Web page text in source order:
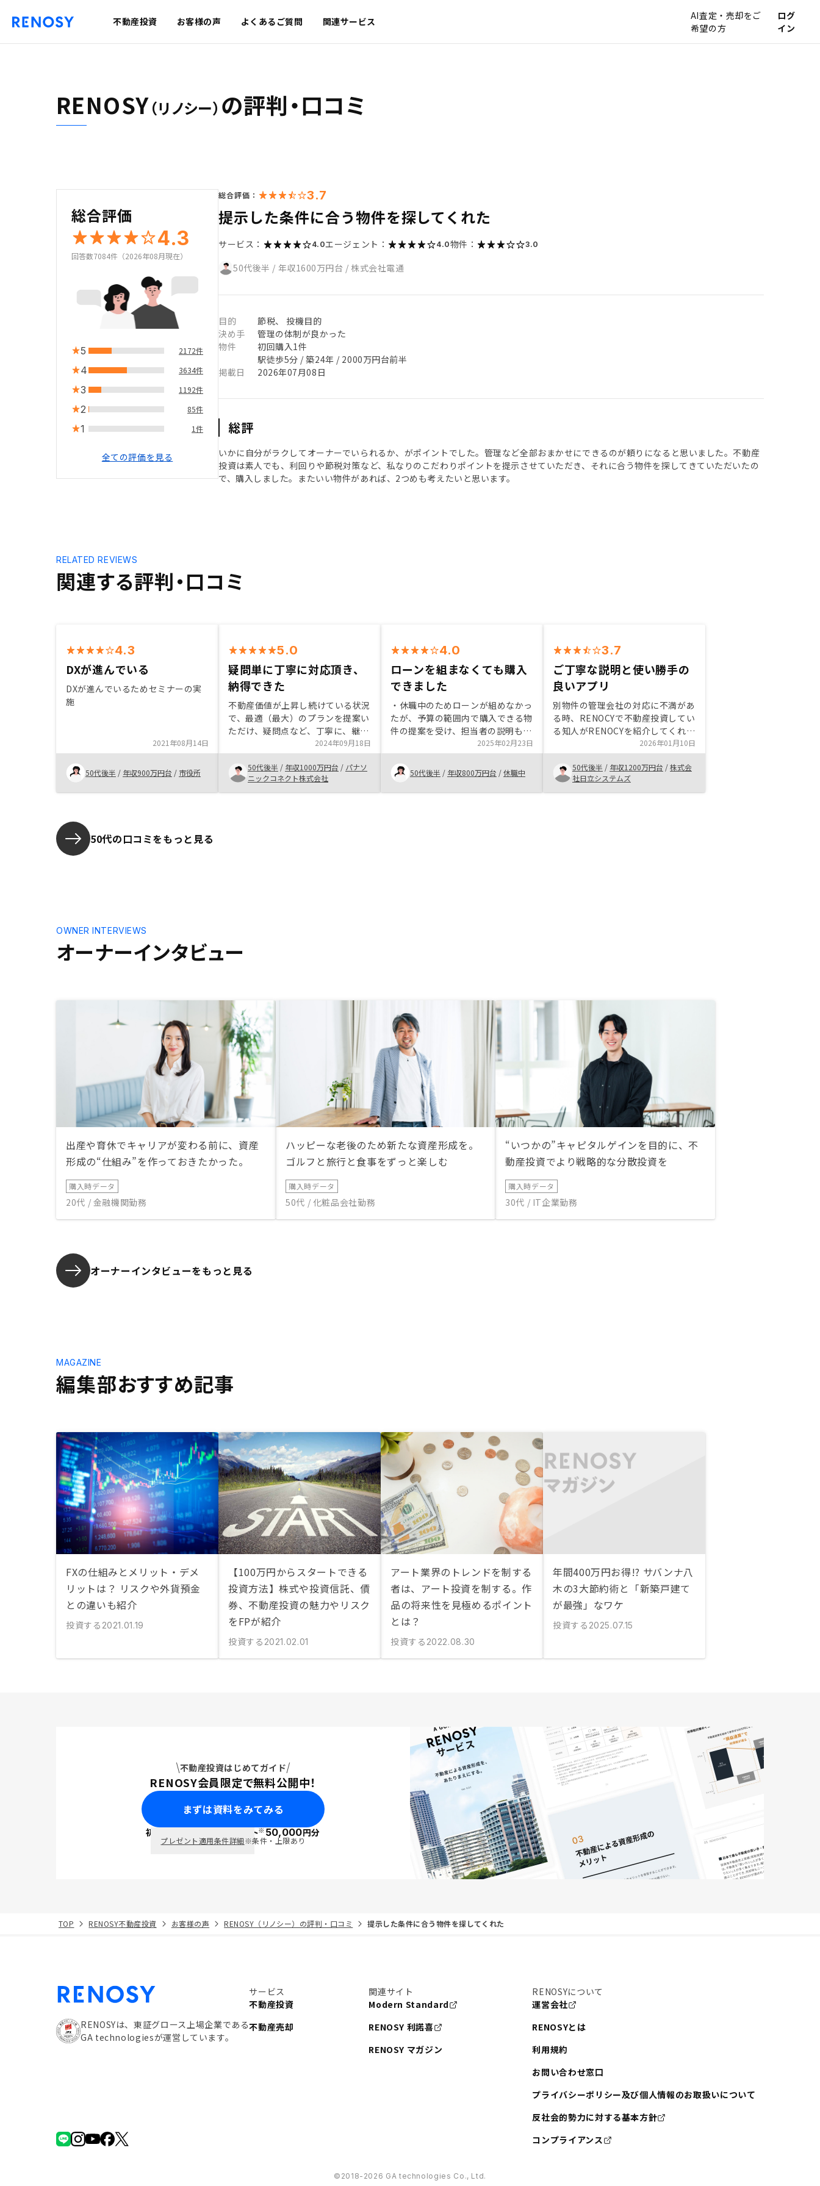
不動産投資 お客様の声 よくあるご質問 関連サービス
AI査定・売却をご
希望の方
ログ
イン
RENOSY（リノシー） の評判・口コミ
総合評価
4.3
回答数7084件（2026年08月現在）
5 2172件
4 3634件
3 1192件
2 85件
1 1件
全ての評価を見る
総合評価： 3.7
提示した条件に合う物件を探してくれた
サービス： 4.0エージェント： 4.0物件： 3.0
50代後半 / 年収1600万円台 / 株式会社電通
目的
節税、 投機目的
決め手
管理の体制が良かった
物件
初回購入1件
駅徒歩5分 / 築24年 / 2000万円台前半
掲載日
2026年07月08日
総評
いかに自分がラクしてオーナーでいられるか、がポイントでした。管理など全部おまかせにできるのが頼りになると思いました。不動産
投資は素人でも、利回りや節税対策など、私なりのこだわりポイントを提示させていただき、それに合う物件を探してきていただいたの
で、購入しました。またいい物件があれば、2つめも考えたいと思います。
関連する評判・口コミ
RELATED REVIEWS
4.3
DXが進んでいる
DXが進んでいるためセミナーの実
施
2021年08月14日
50代後半 / 年収900万円台 / 市役所
5.0
疑問単に丁寧に対応頂き、
納得できた
不動産価値が上昇し続けている状況
で、最適（最大）のプランを提案い
ただけ、疑問点など、丁寧に、継続
的に対応してもらえました。 ま
た、物件についても、最適なものを
提案いただけたと思います。 ま
た、はじめたばかりですが、機会が
あれば、追加で投資を検討してみた
2024年09月18日
50代後半 / 年収1000万円台 / パナソ
ニックコネクト株式会社
4.0
ローンを組まなくても購入
できました
・休職中のためローンが組めなかっ
たが、予算の範囲内で購入できる物
件の提案を受け、担当者の説明もよ
く整理されていて分かりやすく説得
力があり、好感が持つことができた
事。 ・対応が迅速で、LINEで担当
者と気軽にやり取りできるので、ス
トレスをあまり感じなかった。購入
2025年02月23日
50代後半 / 年収800万円台 /休職中
3.7
ご丁寧な説明と使い勝手の
良いアプリ
別物件の管理会社の対応に不満があ
る時、RENOCYで不動産投資してい
る知人がRENOCYを紹介してくれま
した。管理会社乗り換えの時からご
親切に対応いただき、安心感があり
ました。 RENOCYアプリも前の管
理会社にはなく、使い勝手が良かっ
たです。
2026年01月10日
50代後半 / 年収1200万円台 /株式会
社日立システムズ
50代の口コミをもっと見る
オーナーインタビュー
OWNER INTERVIEWS
出産や育休でキャリアが変わる前に、資産
形成の“仕組み”を作っておきたかった。
購入時データ
20代 / 金融機関勤務
ハッピーな老後のため新たな資産形成を。
ゴルフと旅行と食事をずっと楽しむ
購入時データ
50代 / 化粧品会社勤務
“いつかの”キャピタルゲインを目的に、不
動産投資でより戦略的な分散投資を
購入時データ
30代 / IT企業勤務
オーナーインタビューをもっと見る
編集部おすすめ記事
MAGAZINE
FXの仕組みとメリット・デメ
リットは？ リスクや外貨預金
との違いも紹介
投資する 2021.01.19
【100万円からスタートできる
投資方法】株式や投資信託、債
券、不動産投資の魅力やリスク
をFPが紹介
投資する 2021.02.01
アート業界のトレンドを制する
者は、アート投資を制する。作
品の将来性を見極めるポイント
とは？
投資する 2022.08.30
年間400万円お得!? サバンナ八
木の3大節約術と「新築戸建て
が最強」なワケ
投資する 2025.07.15
不動産投資はじめてガイド
RENOSY会員限定で無料公開中！
まずは資料をみてみる
初回面談で ポイント※50,000円分
プレゼント適用条件詳細※条件・上限あり
TOP RENOSY不動産投資 お客様の声 RENOSY（リノシー）の評判・口コミ 提示した条件に合う物件を探してくれた
RENOSYは、東証グロース上場企業である
GA technologiesが運営しています。
サービス
不動産投資
不動産売却
関連サイト
Modern Standard
RENOSY 利諾喜
RENOSY マガジン
RENOSYについて
運営会社
RENOSYとは
利用規約
お問い合わせ窓口
プライバシーポリシー及び個人情報のお取扱いについて
反社会的勢力に対する基本方針
コンプライアンス
©︎2018-2026 GA technologies Co., Ltd.